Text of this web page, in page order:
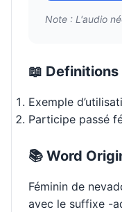
Note : L'audio
📖 Definitions
Exemple
Participe passé
📚 Word
Féminin de
avec le suffixe -